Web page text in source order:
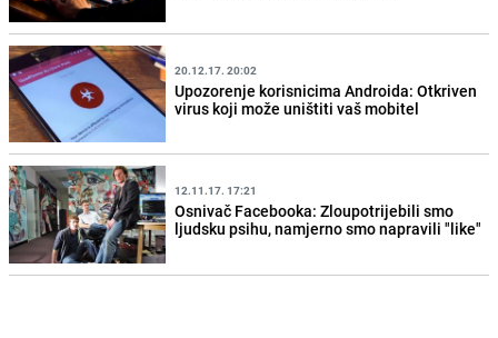
20.12.17. 20:02
Upozorenje korisnicima Androida: Otkriven
virus koji može uništiti vaš mobitel
12.11.17. 17:21
Osnivač Facebooka: Zloupotrijebili smo
ljudsku psihu, namjerno smo napravili "like"